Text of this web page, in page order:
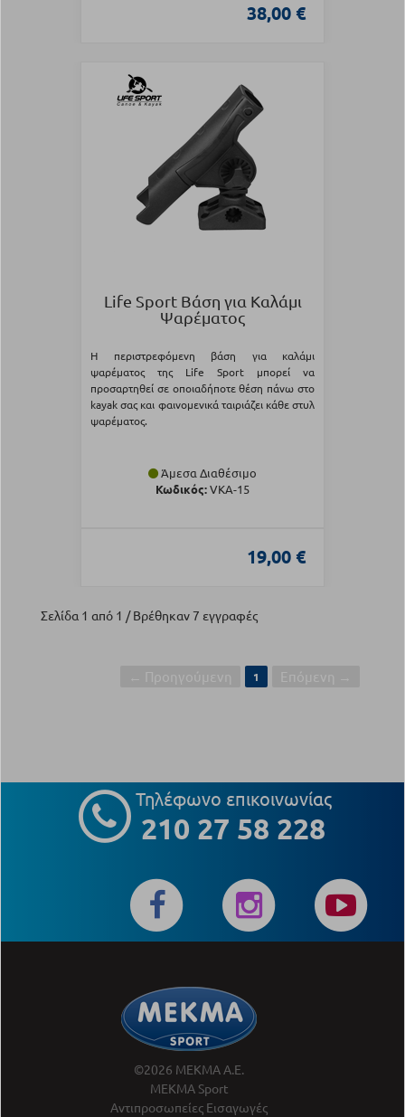
38,00 €
Life Sport Βάση για Kαλάμι
Ψαρέματος
Η περιστρεφόμενη βάση για καλάμι
ψαρέματος της Life Sport μπορεί να
προσαρτηθεί σε οποιαδήποτε θέση πάνω στο
kayak σας και φαινομενικά ταιριάζει κάθε στυλ
ψαρέματος.
Άμεσα Διαθέσιμο
Κωδικός:VKA-15
19,00 €
Σελίδα 1 από 1 / Βρέθηκαν 7 εγγραφές
1
Τηλέφωνο επικοινωνίας
210 27 58 228
©2026 ΜΕΚΜΑ Α.Ε.
ΜΕΚΜΑ Sport
Αντιπροσωπείες Εισαγωγές